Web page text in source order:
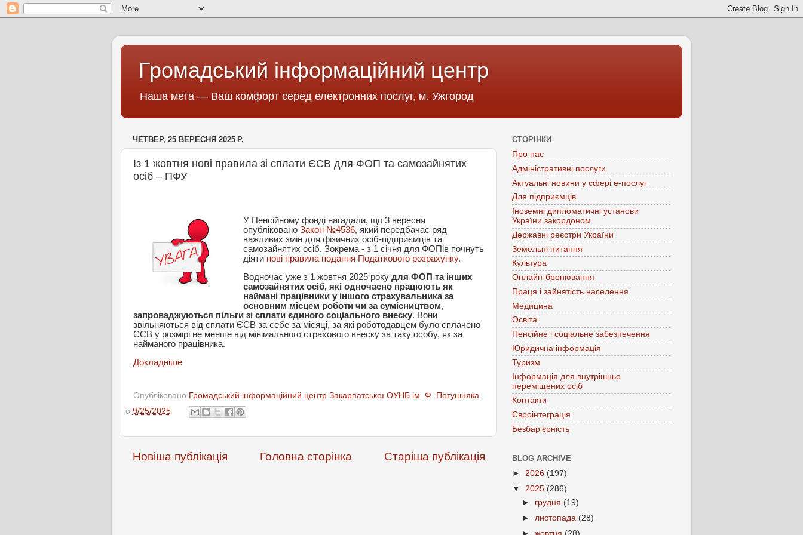
Громадський інформаційний центр
Наша мета — Ваш комфорт серед електронних послуг, м. Ужгород
ЧЕТВЕР, 25 ВЕРЕСНЯ 2025 Р.
Із 1 жовтня нові правила зі сплати ЄСВ для ФОП та самозайнятих
осіб – ПФУ
У Пенсійному фонді нагадали, що 3 вересня
опубліковано Закон №4536, який передбачає ряд
важливих змін для фізичних осіб-підприємців та
самозайнятих осіб. Зокрема - з 1 січня для ФОПів почнуть
діяти нові правила подання Податкового розрахунку.
Водночас уже з 1 жовтня 2025 року для ФОП та інших
самозайнятих осіб, які одночасно працюють як
наймані працівники у іншого страхувальника за
основним місцем роботи чи за сумісництвом,
запроваджуються пільги зі сплати єдиного соціального внеску. Вони
звільняються від сплати ЄСВ за себе за місяці, за які роботодавцем було сплачено
ЄСВ у розмірі не менше від мінімального страхового внеску за таку особу, як за
найманого працівника.
Докладніше
Опубліковано Громадський інформаційний центр Закарпатської ОУНБ ім. Ф. Потушняка
о 9/25/2025
Новіша публікація Старіша публікація
Головна сторінка
СТОРІНКИ
Про нас
Адміністративні послуги
Актуальні новини у сфері е-послуг
Для підприємців
Іноземні дипломатичні установи
України закордоном
Державні реєстри України
Земельні питання
Культура
Онлайн-бронювання
Праця і зайнятість населення
Медицина
Освіта
Пенсійне і соціальне забезпечення
Юридична інформація
Туризм
Інформація для внутрішньо
переміщених осіб
Контакти
Євроінтеграція
Безбар’єрність
BLOG ARCHIVE
► 2026 (197)
▼ 2025 (286)
► грудня (19)
► листопада (28)